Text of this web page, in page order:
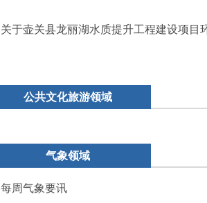
关于壶关县龙丽湖水质提升工程建设项目
公共文化旅游领域
气象领域
每周气象要讯